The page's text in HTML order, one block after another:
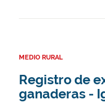
MEDIO RURAL
Registro de
ganaderas -